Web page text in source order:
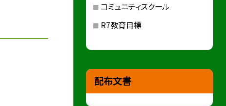
コミュニティスクール
R7教育目標
配布文書